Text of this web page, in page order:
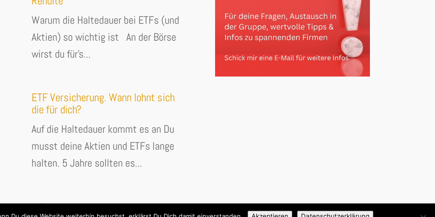
Warum die Haltedauer bei ETFs (und
Aktien) so wichtig ist An der Börse
wirst du für's...
ETF Versicherung. Wann lohnt sich
die für dich?
Auf die Haltedauer kommt es an Du
musst deine Aktien und ETFs lange
halten. 5 Jahre sollten es...